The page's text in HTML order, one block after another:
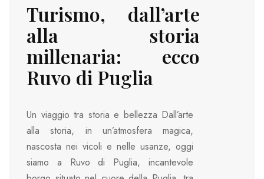
Turismo, dall’arte
alla storia
millenaria: ecco
Ruvo di Puglia
Un viaggio tra storia e bellezza Dall’arte
alla storia, in un’atmosfera magica,
nascosta nei vicoli e nelle usanze, oggi
siamo a Ruvo di Puglia, incantevole